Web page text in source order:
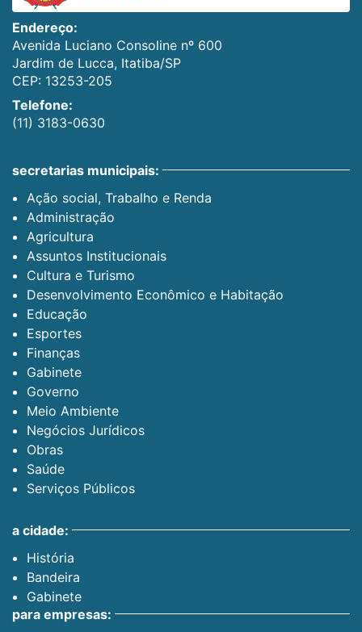
Endereço:
Avenida Luciano Consoline nº 600
Jardim de Lucca, Itatiba/SP
CEP: 13253-205
Telefone:
(11) 3183-0630
secretarias municipais:
Ação social, Trabalho e Renda
Administração
Agricultura
Assuntos Institucionais
Cultura e Turismo
Desenvolvimento Econômico e Habitação
Educação
Esportes
Finanças
Gabinete
Governo
Meio Ambiente
Negócios Jurídicos
Obras
Saúde
Serviços Públicos
a cidade:
História
Bandeira
Gabinete
para empresas: